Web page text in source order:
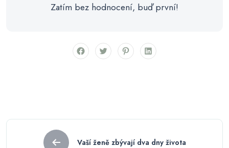
Zatím bez hodnocení, buď první!
Navigace Vaší ženě zbývají dva dny života